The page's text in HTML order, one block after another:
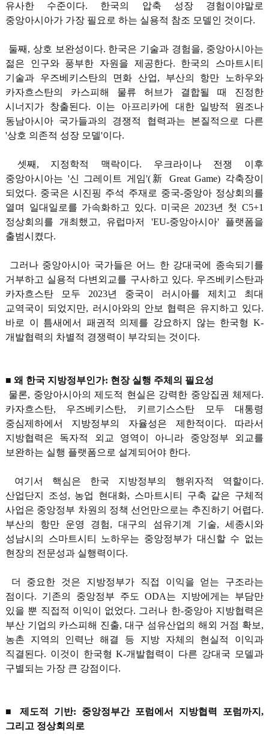
유사한 수준이다. 한국의 압축 성장 경험이야말로
중앙아시아가 가장 필요로 하는 실용적 참조 모델인 것이다.
둘째, 상호 보완성이다. 한국은 기술과 경험을, 중앙아시아는
젊은 인구와 풍부한 자원을 제공한다. 한국의 스마트시티
기술과 우즈베키스탄의 면화 산업, 부산의 항만 노하우와
카자흐스탄의 카스피해 물류 허브가 결합될 때 진정한
시너지가 창출된다. 이는 아프리카에 대한 일방적 원조나
동남아시아 국가들과의 경쟁적 협력과는 본질적으로 다른
'상호 의존적 성장 모델'이다.
셋째, 지정학적 맥락이다. 우크라이나 전쟁 이후
중앙아시아는 '신 그레이트 게임'(新 Great Game) 각축장이
되었다. 중국은 시진핑 주석 주재로 중국-중앙아 정상회의를
열며 일대일로를 가속화하고 있다. 미국은 2023년 첫 C5+1
정상회의를 개최했고, 유럽마저 'EU-중앙아시아' 플랫폼을
출범시켰다.
그러나 중앙아시아 국가들은 어느 한 강대국에 종속되기를
거부하고 실용적 다변외교를 구사하고 있다. 우즈베키스탄과
카자흐스탄 모두 2023년 중국이 러시아를 제치고 최대
교역국이 되었지만, 러시아와의 안보 협력은 유지하고 있다.
바로 이 틈새에서 패권적 의제를 강요하지 않는 한국형 K-
개발협력의 차별적 경쟁력이 부각되는 것이다.
■ 왜 한국 지방정부인가: 현장 실행 주체의 필요성
물론, 중앙아시아의 제도적 현실은 강력한 중앙집권 체제다.
카자흐스탄, 우즈베키스탄, 키르기스스탄 모두 대통령
중심제하에서 지방정부의 자율성은 제한적이다. 따라서
지방협력은 독자적 외교 영역이 아니라 중앙정부 외교를
보완하는 실행 플랫폼으로 설계되어야 한다.
여기서 핵심은 한국 지방정부의 행위자적 역할이다.
산업단지 조성, 농업 현대화, 스마트시티 구축 같은 구체적
사업은 중앙정부 차원의 정책 선언만으로는 추진하기 어렵다.
부산의 항만 운영 경험, 대구의 섬유기계 기술, 세종시와
성남시의 스마트시티 노하우는 중앙정부가 대신할 수 없는
현장의 전문성과 실행력이다.
더 중요한 것은 지방정부가 직접 이익을 얻는 구조라는
점이다. 기존의 중앙정부 주도 ODA는 지방에게는 부담만
있을 뿐 직접적 이익이 없었다. 그러나 한-중앙아 지방협력은
부산 기업의 카스피해 진출, 대구 섬유산업의 해외 거점 확보,
농촌 지역의 인력난 해결 등 지방 자체의 현실적 이익과
직결된다. 이것이 한국형 K-개발협력이 다른 강대국 모델과
구별되는 가장 큰 강점이다.
■ 제도적 기반: 중앙정부간 포럼에서 지방협력 포럼까지,
그리고 정상회의로